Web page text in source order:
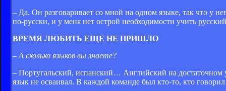
– Да. Он разговаривает со мной на одном языке, так что у
по-русски, и у меня нет острой необходимости учить
ВРЕМЯ ЛЮБИТЬ ЕЩЕ НЕ ПРИШЛО
– А сколько языков вы знаете?
– Португальский, испанский… Английский на достаточном
язык не осваивал. В каждой команде был кто-то, кто